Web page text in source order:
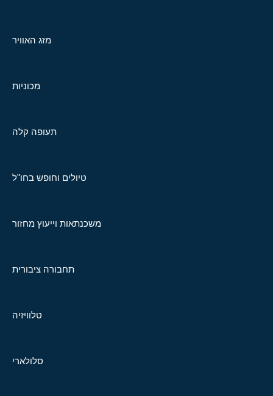
מזג האוויר
מכוניות
תעופה קלה
טיולים וחופש בחו"ל
משכנתאות וייעוץ מחזור
תחבורה ציבורית
טלוויזיה
סלולארי